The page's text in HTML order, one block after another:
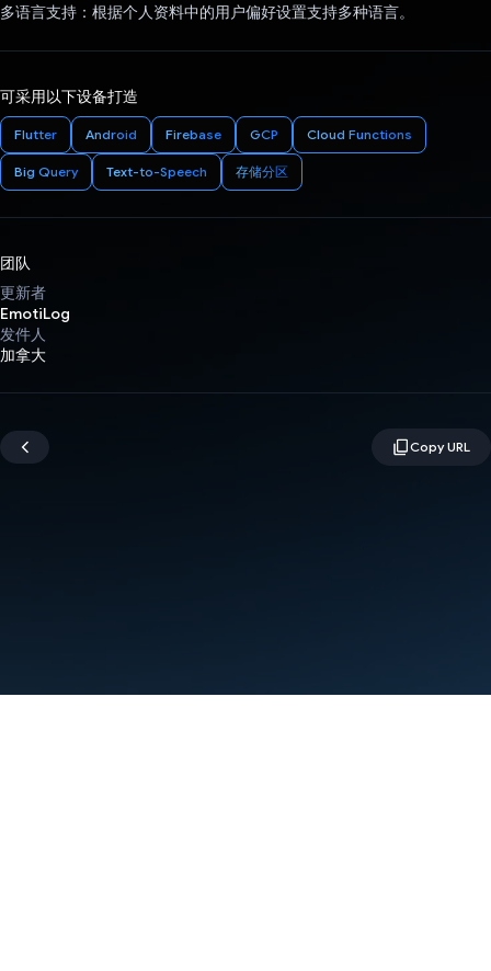
多语言支持：根据个人资料中的用户偏好设置支持多种语言。
可采用以下设备打造
Flutter Android Firebase GCP Cloud Functions
Big Query Text-to-Speech 存储分区
团队
更新者
EmotiLog
发件人
加拿大